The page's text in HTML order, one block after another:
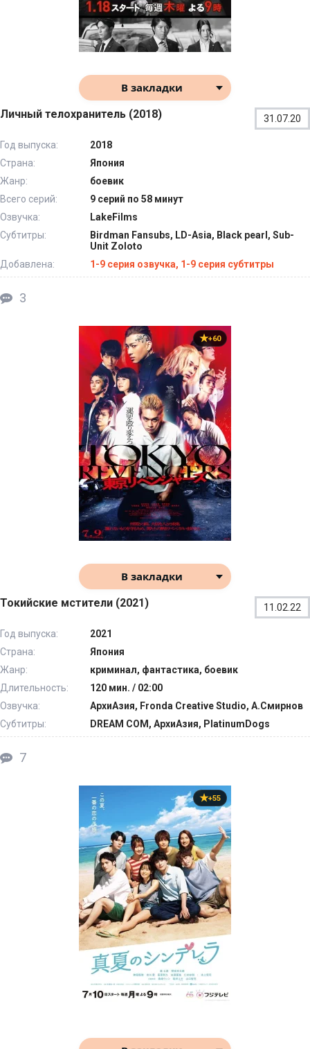
В закладки
Личный телохранитель (2018) 31.07.20
Год выпуска:
2018
Страна:
Япония
Жанр:
боевик
Всего серий:
9 серий по 58 минут
Озвучка:
LakeFilms
Субтитры:
Birdman Fansubs, LD-Asia, Black pearl, Sub-
Unit Zoloto
Добавлена:
1-9 серия озвучка, 1-9 серия субтитры
3
+60
В закладки
Токийские мстители (2021) 11.02.22
Год выпуска:
2021
Страна:
Япония
Жанр:
криминал, фантастика, боевик
Длительность:
120 мин. / 02:00
Озвучка:
АрхиАзия, Fronda Creative Studio, А.Смирнов
Субтитры:
DREAM COM, АрхиАзия, PlatinumDogs
7
+55